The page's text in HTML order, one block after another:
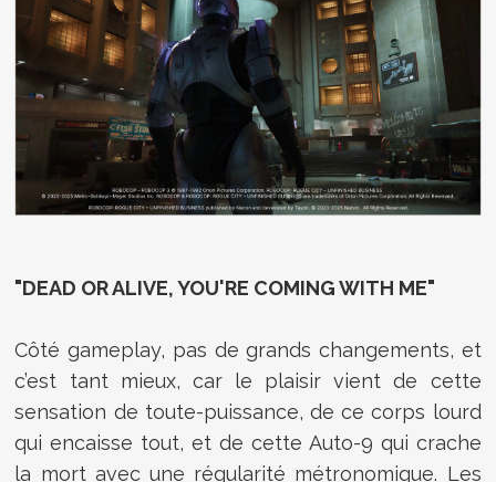
"DEAD OR ALIVE, YOU'RE COMING WITH ME"
Côté gameplay, pas de grands changements, et
c’est tant mieux, car le plaisir vient de cette
sensation de toute-puissance, de ce corps lourd
qui encaisse tout, et de cette Auto-9 qui crache
la mort avec une régularité métronomique. Les